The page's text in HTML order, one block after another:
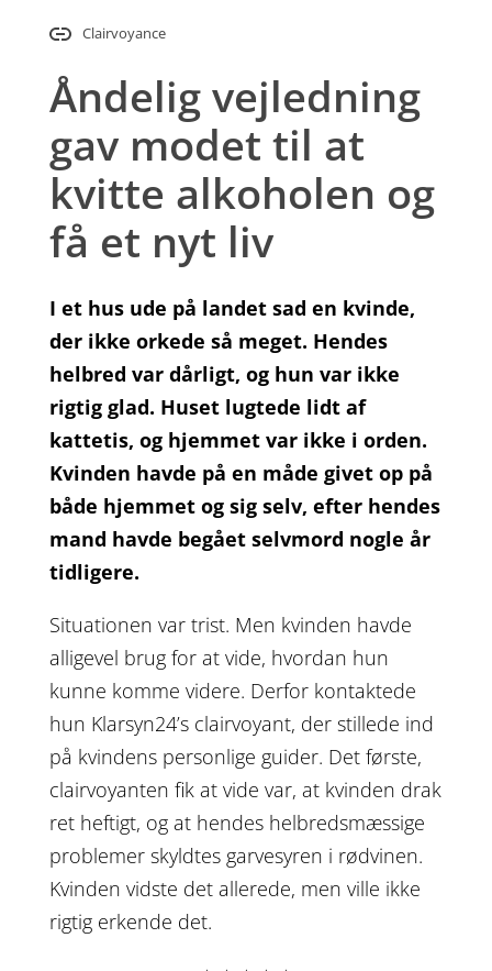
Clairvoyance
Åndelig vejledning
gav modet til at
kvitte alkoholen og
få et nyt liv
I et hus ude på landet sad en kvinde,
der ikke orkede så meget. Hendes
helbred var dårligt, og hun var ikke
rigtig glad. Huset lugtede lidt af
kattetis, og hjemmet var ikke i orden.
Kvinden havde på en måde givet op på
både hjemmet og sig selv, efter hendes
mand havde begået selvmord nogle år
tidligere.
Situationen var trist. Men kvinden havde
alligevel brug for at vide, hvordan hun
kunne komme videre. Derfor kontaktede
hun Klarsyn24’s clairvoyant, der stillede ind
på kvindens personlige guider. Det første,
clairvoyanten fik at vide var, at kvinden drak
ret heftigt, og at hendes helbredsmæssige
problemer skyldtes garvesyren i rødvinen.
Kvinden vidste det allerede, men ville ikke
rigtig erkende det.